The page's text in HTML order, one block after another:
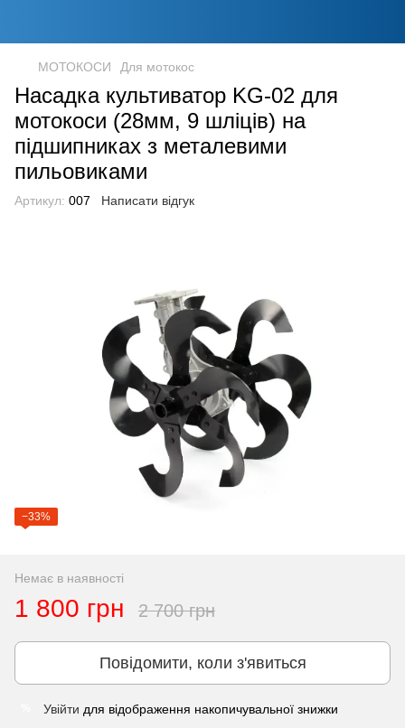
МОТОКОСИ Для мотокос
Насадка культиватор KG-02 для
мотокоси (28мм, 9 шліців) на
підшипниках з металевими
пильовиками
Артикул: 007 Написати відгук
−33%
Немає в наявності
1 800 грн 2 700 грн
Повідомити, коли з'явиться
Увійти для відображення накопичувальної знижки